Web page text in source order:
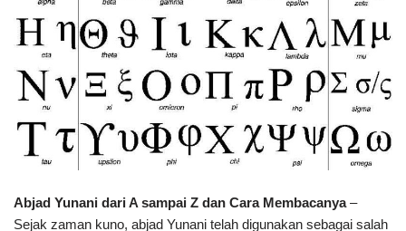
Abjad Yunani dari A sampai Z dan Cara Membacanya–
Sejak zaman kuno, abjad Yunani telah digunakan sebagai salah